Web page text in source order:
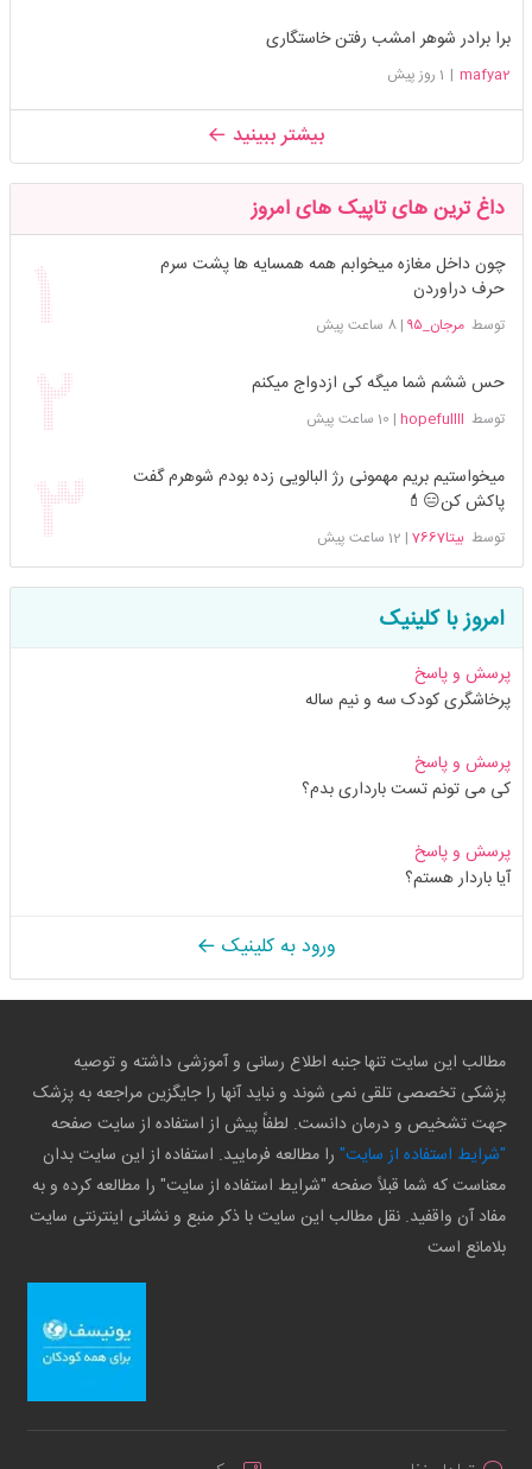
برا برادر شوهر امشب رفتن خاستگاری
mafya2
| 1 روز پیش
بیشتر ببینید
داغ ترین های تاپیک های امروز
چون داخل مغازه میخوابم همه همسایه ها پشت سرم
حرف دراوردن
توسطمرجان_۹۵ |8 ساعت پیش
حس ششم شما میگه کی ازدواج میکنم
توسط hopefullll
| 10 ساعت پیش
میخواستیم بریم مهمونی رژ البالویی زده بودم شوهرم گفت
پاکش کن😑💄
توسطبیتا7667 | 12 ساعت پیش
امروز با کلینیک
پرسش و پاسخ
پرخاشگری کودک سه و نیم ساله
پرسش و پاسخ
کی می تونم تست بارداری بدم؟
پرسش و پاسخ
آیا باردار هستم؟
ورود به کلینیک
مطالب این سایت تنها جنبه اطلاع رسانی و آموزشی داشته و توصیه
پزشکی تخصصی تلقی نمی شوند و نباید آنها را جایگزین مراجعه به پزشک
جهت تشخیص و درمان دانست. لطفاً پیش از استفاده از سایت صفحه
"شرایط استفاده از سایت" را مطالعه فرمایید. استفاده از این سایت بدان
معناست که شما قبلاً صفحه "شرایط استفاده از سایت" را مطالعه کرده و به
مفاد آن واقفید. نقل مطالب این سایت با ذکر منبع و نشانی اینترنتی سایت
بلامانع است